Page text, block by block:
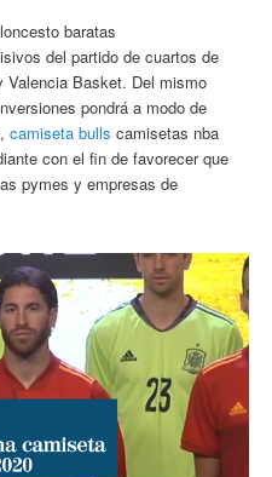
del partido de cuartos de
Valencia Basket. Del mismo
pondrá a modo de
camiseta bulls camisetas nba
con el fin de favorecer que
pymes y empresas de